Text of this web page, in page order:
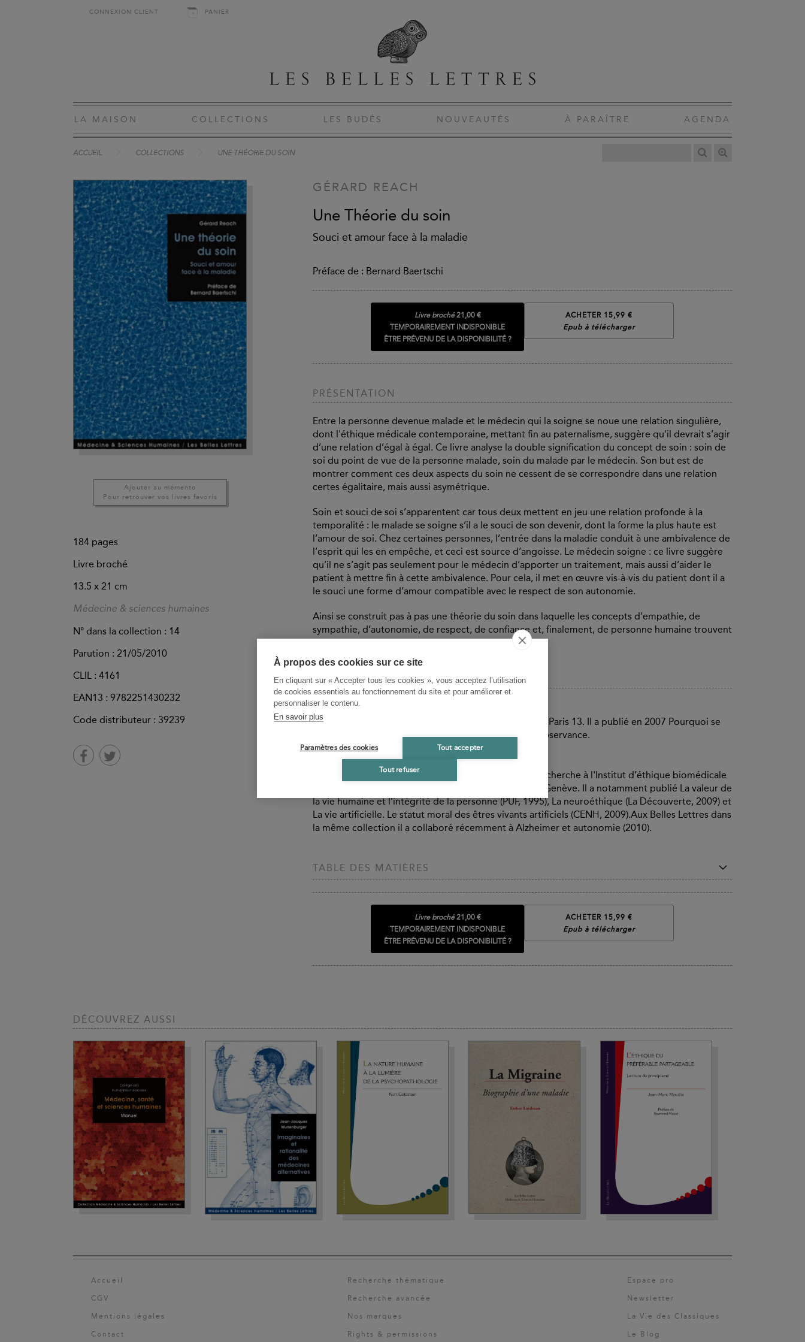
À propos des cookies sur ce site
En cliquant sur « Accepter tous les cookies », vous acceptez l’utilisation
de cookies essentiels au fonctionnement du site et pour améliorer et
personnaliser le contenu.
En savoir plus
Paramètres des cookies Tout accepter
Tout refuser
CONNEXION CLIENT PANIER
LA MAISON COLLECTIONS LES BUDÉS NOUVEAUTÉS À PARAÎTRE AGENDA
ACCUEIL COLLECTIONS UNE THÉORIE DU SOIN
Ajouter au mémento
Pour retrouver vos livres favoris
184 pages
Livre broché
13.5 x 21 cm
Médecine & sciences humaines
N° dans la collection : 14
Parution : 21/05/2010
CLIL : 4161
EAN13 : 9782251430232
Code distributeur : 39239
GÉRARD REACH
Une Théorie du soin
Souci et amour face à la maladie
Préface de : Bernard Baertschi
Livre broché 21,00 €
TEMPORAIREMENT INDISPONIBLE
ÊTRE PRÉVENU DE LA DISPONIBILITÉ ?
ACHETER 15,99 €
Epub à télécharger
PRÉSENTATION
Entre la personne devenue malade et le médecin qui la soigne se noue une relation singulière,
dont l'éthique médicale contemporaine, mettant fin au paternalisme, suggère qu'il devrait s’agir
d’une relation d’égal à égal. Ce livre analyse la double signification du concept de soin : soin de
soi du point de vue de la personne malade, soin du malade par le médecin. Son but est de
montrer comment ces deux aspects du soin ne cessent de se correspondre dans une relation
certes égalitaire, mais aussi asymétrique.
Soin et souci de soi s’apparentent car tous deux mettent en jeu une relation profonde à la
temporalité : le malade se soigne s’il a le souci de son devenir, dont la forme la plus haute est
l’amour de soi. Chez certaines personnes, l’entrée dans la maladie conduit à une ambivalence de
l’esprit qui les en empêche, et ceci est source d’angoisse. Le médecin soigne : ce livre suggère
qu’il ne s’agit pas seulement pour le médecin d’apporter un traitement, mais aussi d’aider le
patient à mettre fin à cette ambivalence. Pour cela, il met en œuvre vis-à-vis du patient dont il a
le souci une forme d’amour compatible avec le respect de son autonomie.
Ainsi se construit pas à pas une théorie du soin dans laquelle les concepts d’empathie, de
sympathie, d’autonomie, de respect, de confiance et, finalement, de personne humaine trouvent
BIOGRAPHIES CONTRIBUTEURS
Gérard Reach
Médecin et professeur d'endocrinologie à l'université Paris 13. Il a publié en 2007 Pourquoi se
soigne-t-on ?, enquête sur la rationalité morale de l'observance.
Bernard Baertschi
Bernard Baertschi est Maître d'enseignement et de recherche à l'Institut d’éthique biomédicale
et au Département de philosophie de l’Université de Genève. Il a notamment publié La valeur de
la vie humaine et l’intégrité de la personne (PUF, 1995), La neuroéthique (La Découverte, 2009) et
La vie artificielle. Le statut moral des êtres vivants artificiels (CENH, 2009).Aux Belles Lettres dans
la même collection il a collaboré récemment à Alzheimer et autonomie (2010).
TABLE DES MATIÈRES
Livre broché 21,00 €
TEMPORAIREMENT INDISPONIBLE
ÊTRE PRÉVENU DE LA DISPONIBILITÉ ?
ACHETER 15,99 €
Epub à télécharger
DÉCOUVREZ AUSSI
Accueil
CGV
Mentions légales
Contact
Recherche thématique
Recherche avancée
Nos marques
Rights & permissions
Espace pro
Newsletter
La Vie des Classiques
Le Blog